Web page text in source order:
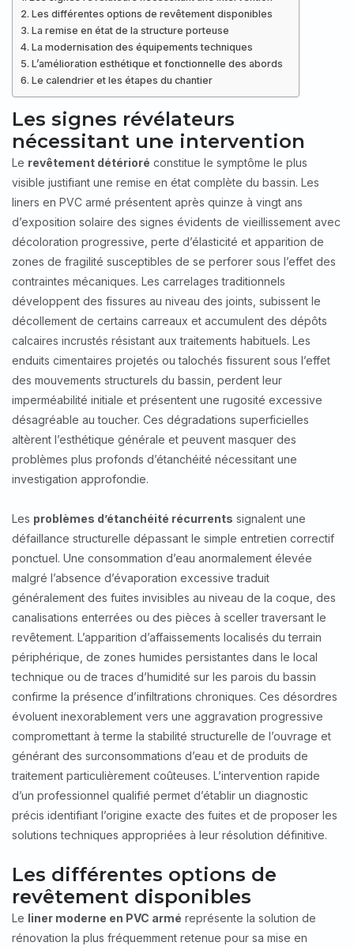
Les différentes options de revêtement disponibles
La remise en état de la structure porteuse
La modernisation des équipements techniques
L’amélioration esthétique et fonctionnelle des abords
Le calendrier et les étapes du chantier
Les signes révélateurs
nécessitant une intervention
Le revêtement détérioré constitue le symptôme le plus
visible justifiant une remise en état complète du bassin. Les
liners en PVC armé présentent après quinze à vingt ans
d’exposition solaire des signes évidents de vieillissement avec
décoloration progressive, perte d’élasticité et apparition de
zones de fragilité susceptibles de se perforer sous l’effet des
contraintes mécaniques. Les carrelages traditionnels
développent des fissures au niveau des joints, subissent le
décollement de certains carreaux et accumulent des dépôts
calcaires incrustés résistant aux traitements habituels. Les
enduits cimentaires projetés ou talochés fissurent sous l’effet
des mouvements structurels du bassin, perdent leur
imperméabilité initiale et présentent une rugosité excessive
désagréable au toucher. Ces dégradations superficielles
altèrent l’esthétique générale et peuvent masquer des
problèmes plus profonds d’étanchéité nécessitant une
investigation approfondie.
Les problèmes d’étanchéité récurrents signalent une
défaillance structurelle dépassant le simple entretien correctif
ponctuel. Une consommation d’eau anormalement élevée
malgré l’absence d’évaporation excessive traduit
généralement des fuites invisibles au niveau de la coque, des
canalisations enterrées ou des pièces à sceller traversant le
revêtement. L’apparition d’affaissements localisés du terrain
périphérique, de zones humides persistantes dans le local
technique ou de traces d’humidité sur les parois du bassin
confirme la présence d’infiltrations chroniques. Ces désordres
évoluent inexorablement vers une aggravation progressive
compromettant à terme la stabilité structurelle de l’ouvrage et
générant des surconsommations d’eau et de produits de
traitement particulièrement coûteuses. L’intervention rapide
d’un professionnel qualifié permet d’établir un diagnostic
précis identifiant l’origine exacte des fuites et de proposer les
solutions techniques appropriées à leur résolution définitive.
Les différentes options de
revêtement disponibles
Le liner moderne en PVC armé représente la solution de
rénovation la plus fréquemment retenue pour sa mise en